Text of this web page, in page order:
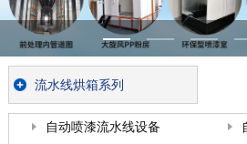
流水线烘箱系列
自动喷漆流水线设备